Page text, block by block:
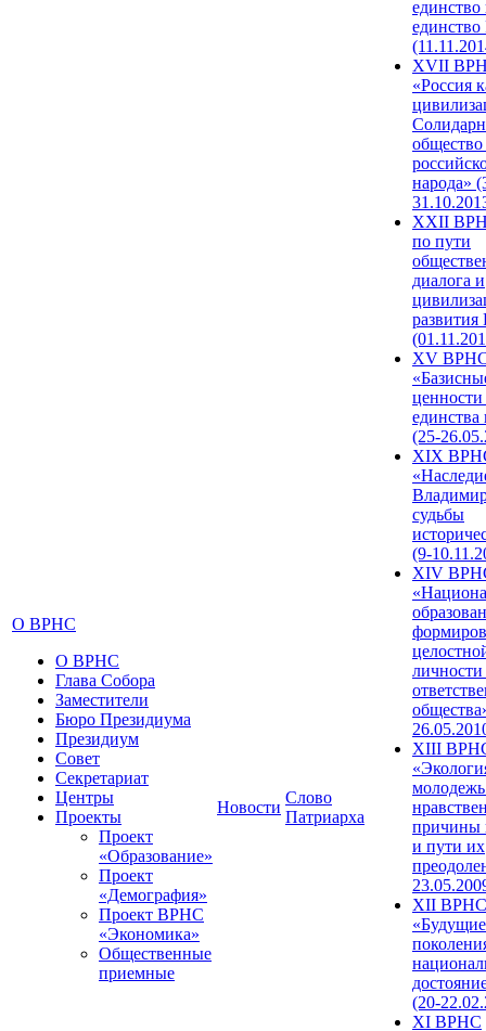
О ВРНС
О ВРНС
Глава Собора
Заместители
Бюро Президиума
Президиум
Совет
Секретариат
Центры
Проекты
Проект
«Образование»
Проект
«Демография»
Проект ВРНС
«Экономика»
Общественные
приемные
Новости
Слово
Патриарха
единство
единство
XVII
«Россия
народа»
XXII
по пути
диалога и
развития
XV
единства
(25-
XIX
судьбы
(9-
XIV
XIII
причины
и пути их
XII ВРНС
«Будущие
(20-
XI ВРНС